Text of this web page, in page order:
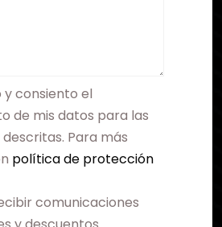
y consiento el
de mis datos para las
Para más
política de protección
comunicaciones